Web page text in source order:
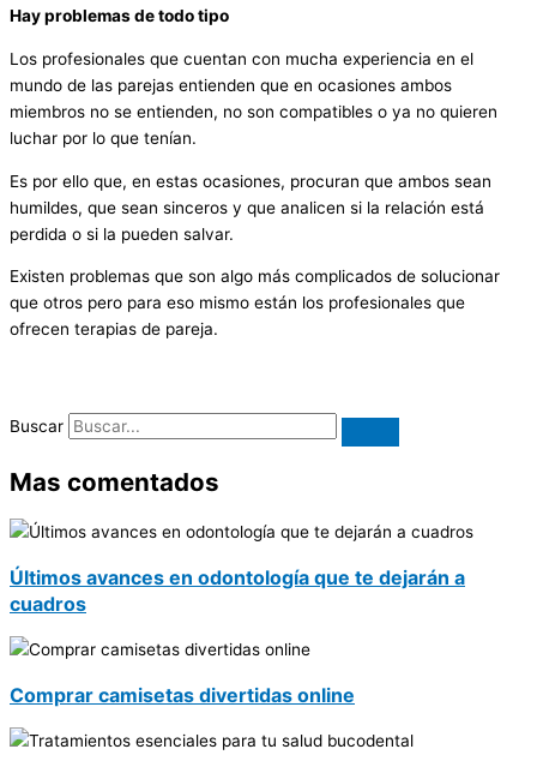
Hay problemas de todo tipo
Los profesionales que cuentan con mucha experiencia en el
mundo de las parejas entienden que en ocasiones ambos
miembros no se entienden, no son compatibles o ya no quieren
luchar por lo que tenían.
Es por ello que, en estas ocasiones, procuran que ambos sean
humildes, que sean sinceros y que analicen si la relación está
perdida o si la pueden salvar.
Existen problemas que son algo más complicados de solucionar
que otros pero para eso mismo están los profesionales que
ofrecen terapias de pareja.
Buscar
Mas comentados
Últimos avances en odontología que te dejarán a
cuadros
Comprar camisetas divertidas online